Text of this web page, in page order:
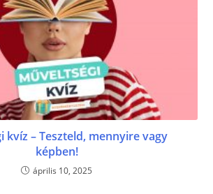
kvíz – Teszteld, mennyire vagy
képben!
április 10, 2025